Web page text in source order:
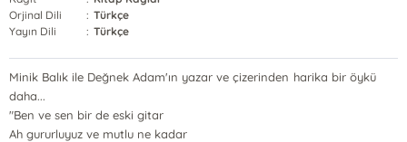
Orjinal Dili
: Türkçe
Yayın Dili
: Türkçe
Minik Balık ile Değnek Adam'ın yazar ve çizerinden harika bir öykü
daha...
"Ben ve sen bir de eski gitar
Ah gururluyuz ve mutlu ne kadar